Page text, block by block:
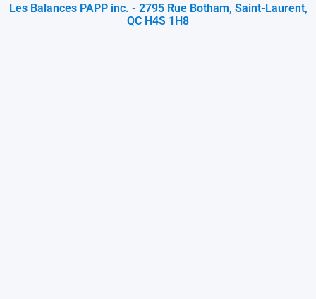
Les Balances PAPP inc. - 2795 Rue Botham, Saint-Laurent,
QC H4S 1H8